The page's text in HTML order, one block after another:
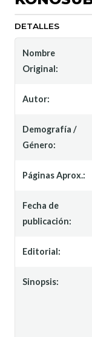
DETALLES
Nombre
Original:
Autor:
Demografía /
Género:
Páginas Aprox.:
Fecha de
publicación:
Editorial:
Sinopsis: